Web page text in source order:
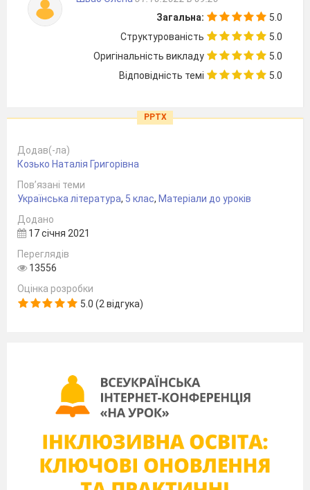
Загальна:
5.0
Структурованість
5.0
Оригінальність викладу
5.0
Відповідність темі
5.0
PPTX
Додав(-ла)
Козько Наталія Григорівна
Пов’язані теми
Українська література, 5 клас, Матеріали до уроків
Додано
17 січня 2021
Переглядів
13556
Оцінка розробки
5.0 (2 відгука)